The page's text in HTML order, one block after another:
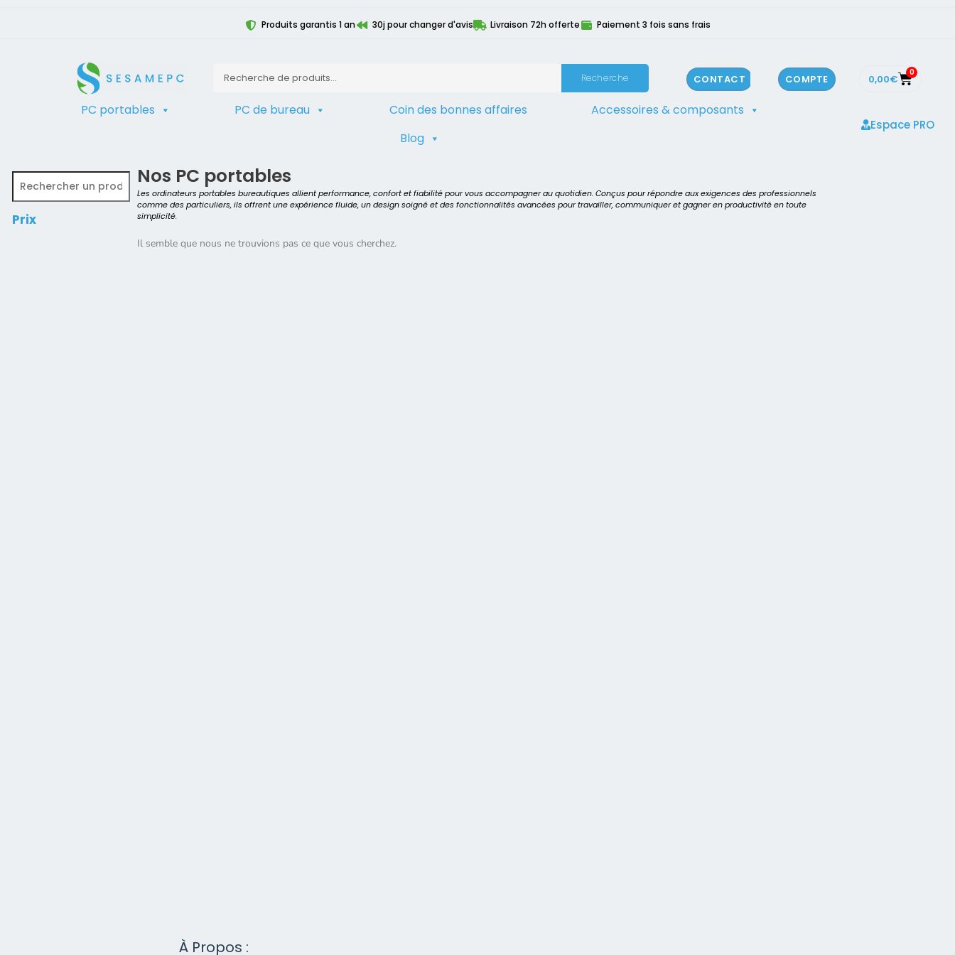
Produits garantis 1 an 30j pour changer d'avis Livraison 72h offerte Paiement 3 fois sans frais
Recherche CONTACT COMPTE 0,00€ 0
PC portables PC de bureau Coin des bonnes affaires
Accessoires & composants
Blog
Espace PRO
Prix
Intel Core i7 4702MQ
Nos PC portables
Les ordinateurs portables bureautiques allient performance, confort et fiabilité pour vous accompagner au quotidien. Conçus pour répondre aux exigences des professionnels
comme des particuliers, ils offrent une expérience fluide, un design soigné et des fonctionnalités avancées pour travailler, communiquer et gagner en productivité en toute
simplicité.
Il semble que nous ne trouvions pas ce que vous cherchez.
À Propos :